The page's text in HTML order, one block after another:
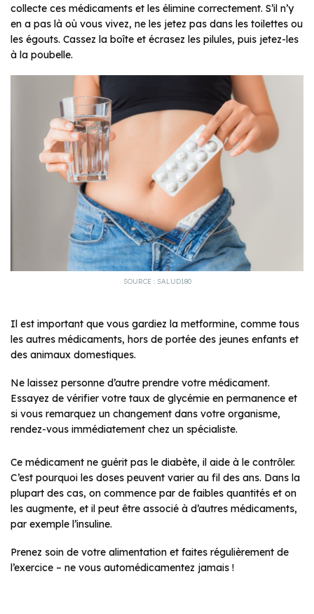
collecte ces médicaments et les élimine correctement. S’il n’y
en a pas là où vous vivez, ne les jetez pas dans les toilettes ou
les égouts. Cassez la boîte et écrasez les pilules, puis jetez-les
à la poubelle.
SOURCE : SALUD180
Il est important que vous gardiez la metformine, comme tous
les autres médicaments, hors de portée des jeunes enfants et
des animaux domestiques.
Ne laissez personne d’autre prendre votre médicament.
Essayez de vérifier votre taux de glycémie en permanence et
si vous remarquez un changement dans votre organisme,
rendez-vous immédiatement chez un spécialiste.
Ce médicament ne guérit pas le diabète, il aide à le contrôler.
C’est pourquoi les doses peuvent varier au fil des ans. Dans la
plupart des cas, on commence par de faibles quantités et on
les augmente, et il peut être associé à d’autres médicaments,
par exemple l’insuline.
Prenez soin de votre alimentation et faites régulièrement de
l’exercice – ne vous automédicamentez jamais !